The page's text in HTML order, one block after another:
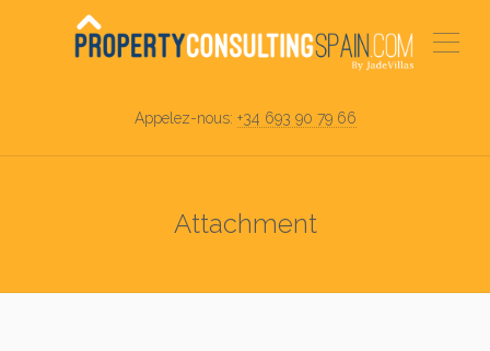
Appelez-nous: +34 693 90 79 66
Attachment